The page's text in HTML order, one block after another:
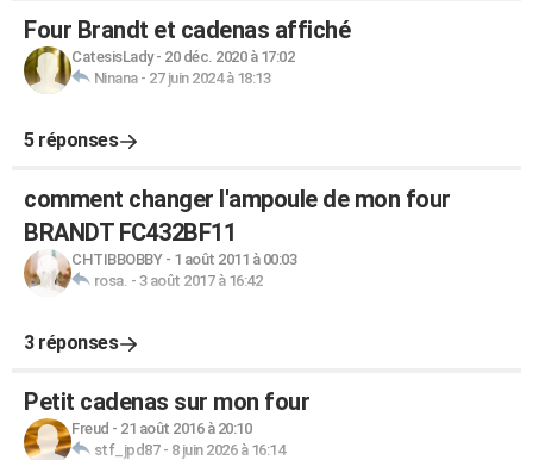
Four Brandt et cadenas affiché
CatesisLady- 20 déc. 2020 à 17:02
Ninana- 27 juin 2024 à 18:13
5 réponses
comment changer l'ampoule de mon four
BRANDT FC432BF11
CHTIBBOBBY- 1 août 2011 à 00:03
rosa. - 3 août 2017 à 16:42
3 réponses
Petit cadenas sur mon four
Freud - 21 août 2016 à 20:10
stf_jpd87- 8 juin 2026 à 16:14